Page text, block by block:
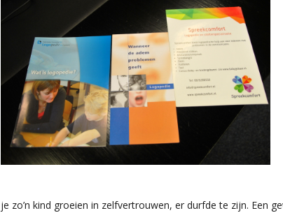
je zo’n kind groeien in zelfvertrouwen, er durfde te zijn. Een